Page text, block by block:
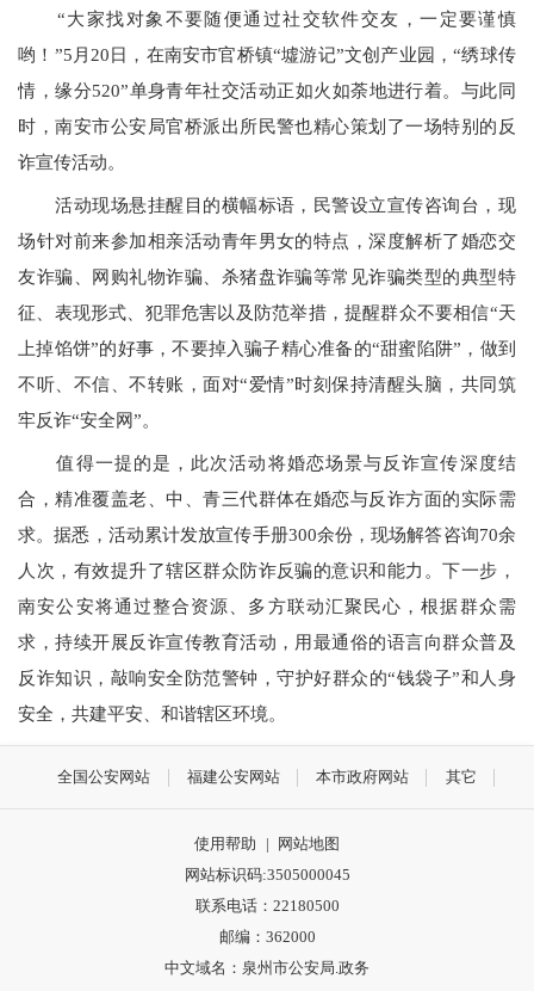
“大家找对象不要随便通过社交软件交友，一定要谨慎
哟！”5月20日，在南安市官桥镇“墟游记”文创产业园，“绣球传
情，缘分520”单身青年社交活动正如火如荼地进行着。与此同
时，南安市公安局官桥派出所民警也精心策划了一场特别的反
诈宣传活动。
活动现场悬挂醒目的横幅标语，民警设立宣传咨询台，现
场针对前来参加相亲活动青年男女的特点，深度解析了婚恋交
友诈骗、网购礼物诈骗、杀猪盘诈骗等常见诈骗类型的典型特
征、表现形式、犯罪危害以及防范举措，提醒群众不要相信“天
上掉馅饼”的好事，不要掉入骗子精心准备的“甜蜜陷阱”，做到
不听、不信、不转账，面对“爱情”时刻保持清醒头脑，共同筑
牢反诈“安全网”。
值得一提的是，此次活动将婚恋场景与反诈宣传深度结
合，精准覆盖老、中、青三代群体在婚恋与反诈方面的实际需
求。据悉，活动累计发放宣传手册300余份，现场解答咨询70余
人次，有效提升了辖区群众防诈反骗的意识和能力。下一步，
南安公安将通过整合资源、多方联动汇聚民心，根据群众需
求，持续开展反诈宣传教育活动，用最通俗的语言向群众普及
反诈知识，敲响安全防范警钟，守护好群众的“钱袋子”和人身
安全，共建平安、和谐辖区环境。
全国公安网站 福建公安网站 本市政府网站 其它
使用帮助 | 网站地图
网站标识码:3505000045
联系电话：22180500
邮编：362000
中文域名：泉州市公安局.政务